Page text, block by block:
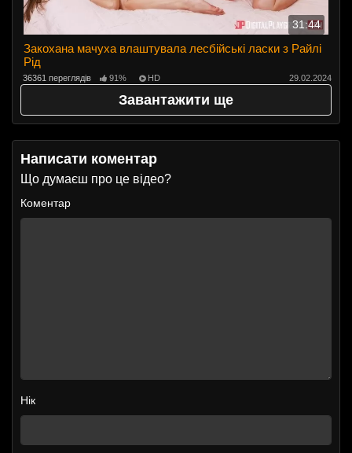
31:44
Закохана мачуха влаштувала лесбійські ласки з Райлі
Рід
36361 переглядів 91% HD 29.02.2024
Завантажити ще
Написати коментар
Що думаєш про це відео?
Коментар
Нік